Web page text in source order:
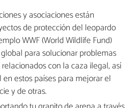
y asociaciones están
de protección del leopardo
WWF (World Wildlife Fund)
para solucionar problemas
con la caza ilegal, así
estos países para mejorar el
y de otras.